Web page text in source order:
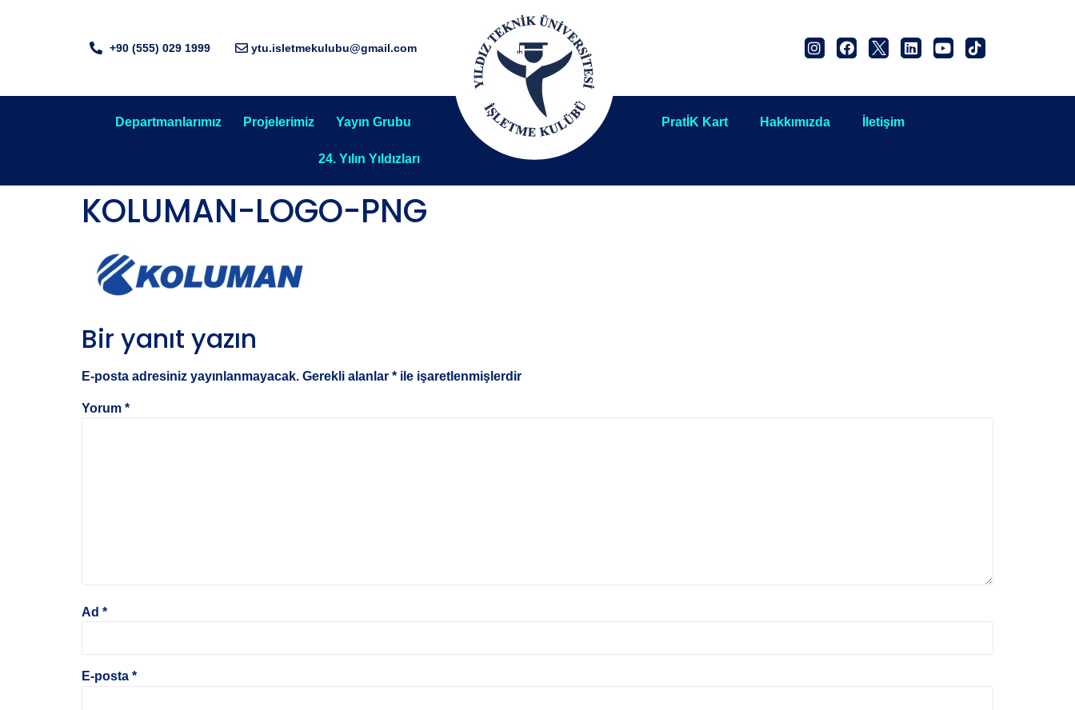
+90 (555) 029 1999 ytu.isletmekulubu@gmail.com
Departmanlarımız Projelerimiz Yayın Grubu
24. Yılın Yıldızları
PratİK Kart Hakkımızda İletişim
KOLUMAN-LOGO-PNG
Bir yanıt yazın
E-posta adresiniz yayınlanmayacak. Gerekli alanlar * ile işaretlenmişlerdir
Yorum *
Ad *
E-posta *